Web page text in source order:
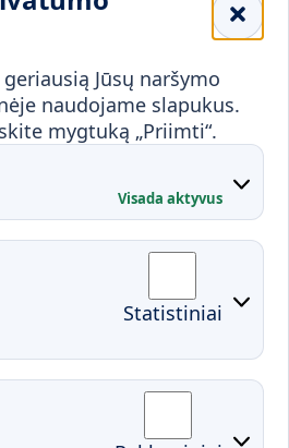
Jūsų naršymo
naudojame slapukus.
mygtuką „Priimti“.
Visada aktyvus
Statistiniai
Karjera
Studentų atstovybė